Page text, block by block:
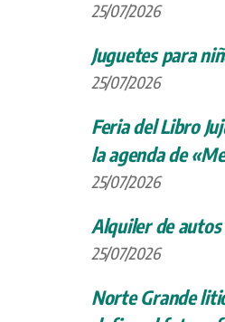
25/07/2026
Juguetes para
25/07/2026
Feria del Libro
la agenda de
25/07/2026
Alquiler de
25/07/2026
Norte Grande